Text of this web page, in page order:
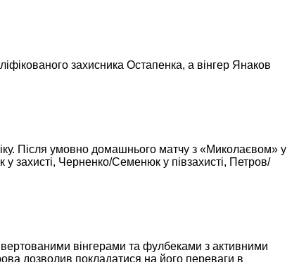
захисника Остапенка, а вінгер Янаков
Після умовно домашнього матчу з «Миколаєвом» у
захисті, Черненко/Семенюк у півзахисті, Петров/
вінгерами та фулбеками з активними
дозволив покладатися на його переваги в